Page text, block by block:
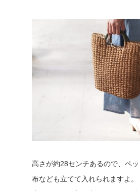
高さが約28センチあるので、ペ
布なども立てて入れられますよ。